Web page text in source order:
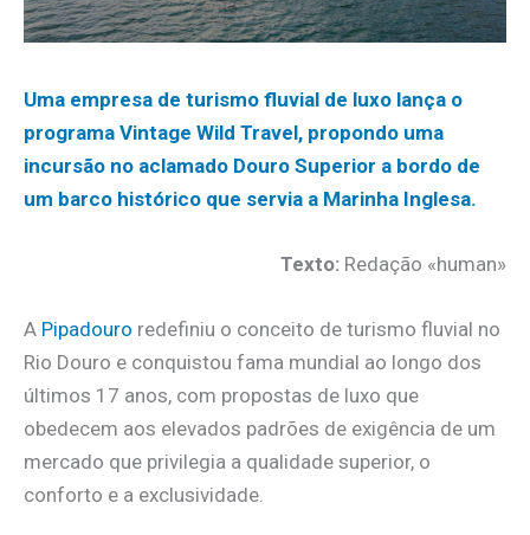
Uma empresa de turismo fluvial de luxo lança o
programa Vintage Wild Travel, propondo uma
incursão no aclamado Douro Superior a bordo de
um barco histórico que servia a Marinha Inglesa.
Texto: Redação «human»
A Pipadouro redefiniu o conceito de turismo fluvial no
Rio Douro e conquistou fama mundial ao longo dos
últimos 17 anos, com propostas de luxo que
obedecem aos elevados padrões de exigência de um
mercado que privilegia a qualidade superior, o
conforto e a exclusividade.